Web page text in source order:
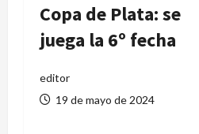
Copa de Plata: se
juega la 6º fecha
editor
19 de mayo de 2024